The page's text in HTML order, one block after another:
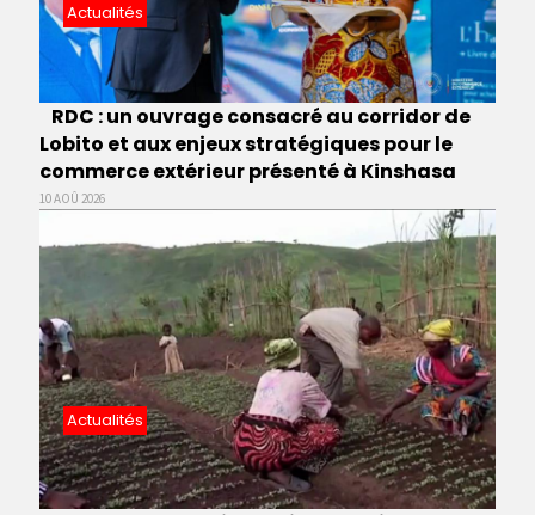
Actualités
RDC : un ouvrage consacré au corridor de
Lobito et aux enjeux stratégiques pour le
commerce extérieur présenté à Kinshasa
10 AOÛ 2026
Actualités